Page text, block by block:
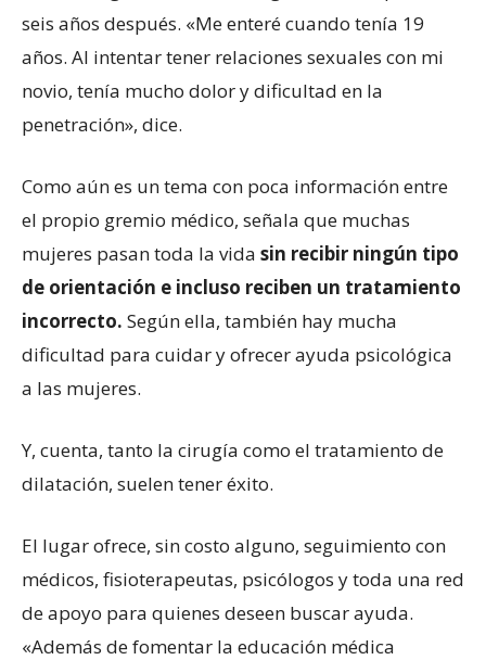
seis años después. «Me enteré cuando tenía 19
años. Al intentar tener relaciones sexuales con mi
novio, tenía mucho dolor y dificultad en la
penetración», dice.
Como aún es un tema con poca información entre
el propio gremio médico, señala que muchas
mujeres pasan toda la vida sin recibir ningún tipo
de orientación e incluso reciben un tratamiento
incorrecto. Según ella, también hay mucha
dificultad para cuidar y ofrecer ayuda psicológica
a las mujeres.
Y, cuenta, tanto la cirugía como el tratamiento de
dilatación, suelen tener éxito.
El lugar ofrece, sin costo alguno, seguimiento con
médicos, fisioterapeutas, psicólogos y toda una red
de apoyo para quienes deseen buscar ayuda.
«Además de fomentar la educación médica